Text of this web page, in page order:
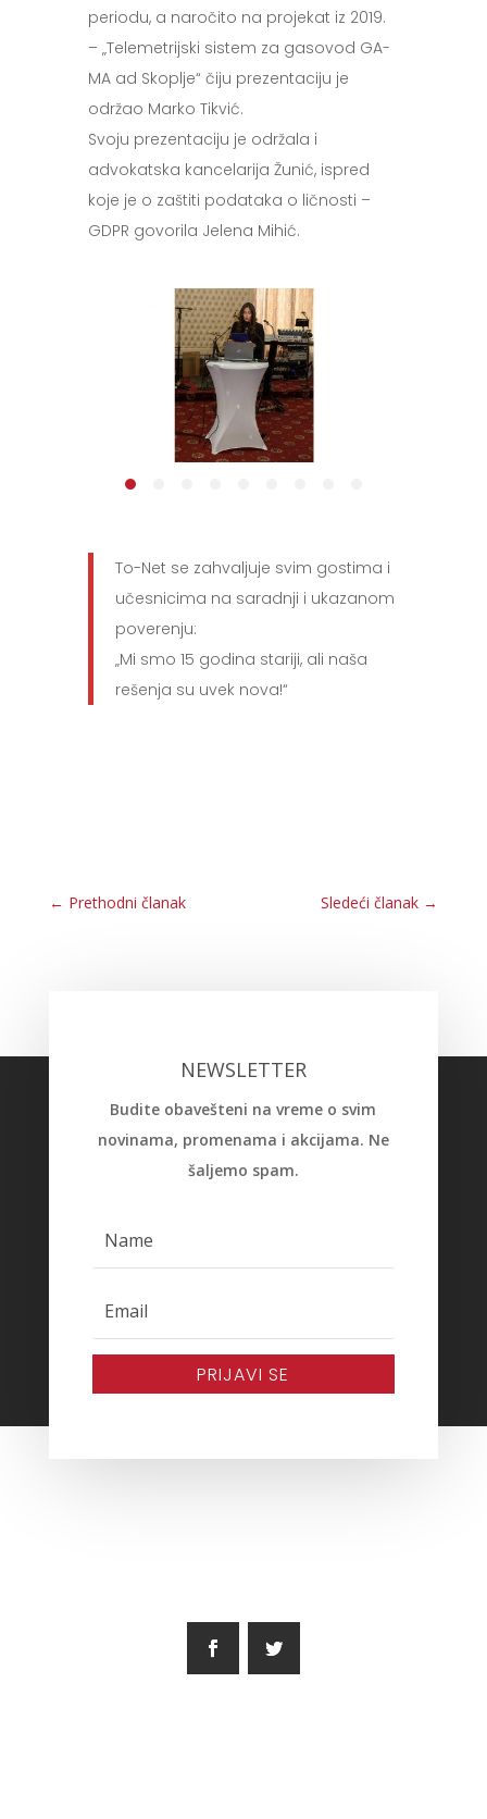
periodu, a naročito na projekat iz 2019.
– „Telemetrijski sistem za gasovod GA-
MA ad Skoplje“ čiju prezentaciju je
održao Marko Tikvić.
Svoju prezentaciju je održala i
advokatska kancelarija Žunić, ispred
koje je o zaštiti podataka o ličnosti –
GDPR govorila Jelena Mihić.
To-Net se zahvaljuje svim gostima i
učesnicima na saradnji i ukazanom
poverenju:
„Mi smo 15 godina stariji, ali naša
rešenja su uvek nova!“
← Prethodni članak Sledeći članak →
NEWSLETTER
Budite obavešteni na vreme o svim
novinama, promenama i akcijama. Ne
šaljemo spam.
PRIJAVI SE